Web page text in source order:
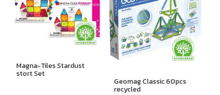
Magna-Tiles Stardust
stort Set
Geomag Classic 60pcs
recycled